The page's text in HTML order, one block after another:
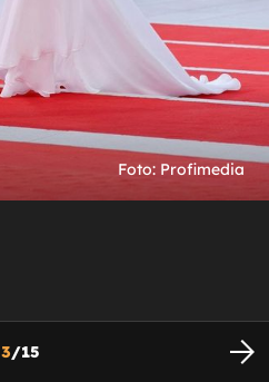
Foto: Profimedia
3/15